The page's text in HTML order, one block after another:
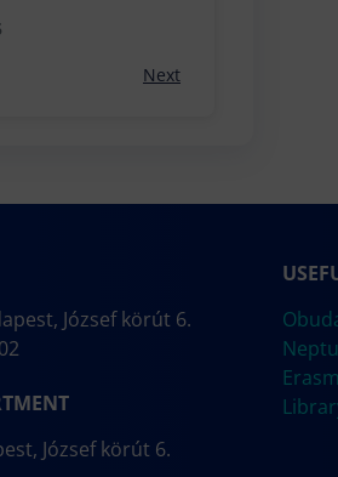
Next
József körút 6.
József körút 6.